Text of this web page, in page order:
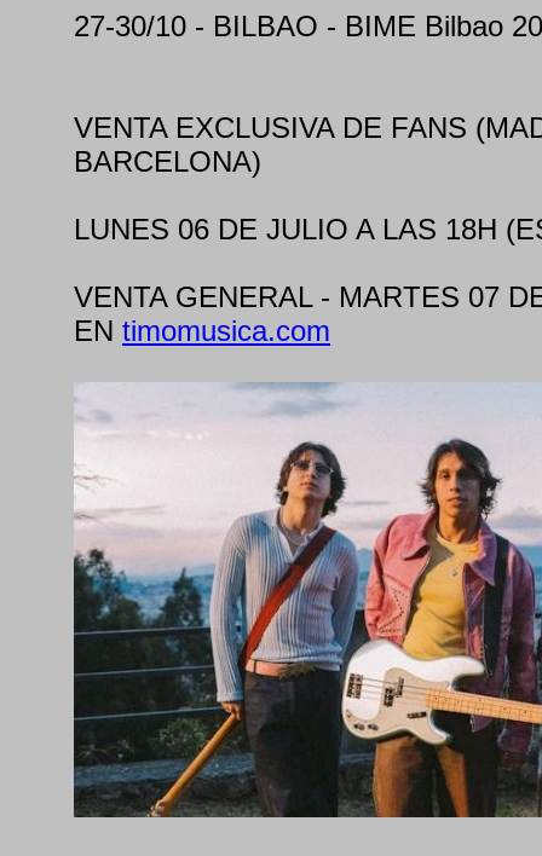
27-30/10 - BILBAO - BIME Bilbao
VENTA EXCLUSIVA DE FANS
BARCELONA)
LUNES 06 DE JULIO A LAS 18H
VENTA GENERAL - MARTES 07
EN timomusica.com